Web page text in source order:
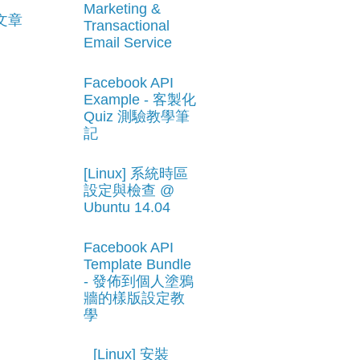
章
Marketing &
Transactional
Email Service
Facebook API
Example - 客製化
Quiz 測驗教學筆
記
[Linux] 系統時區
設定與檢查 @
Ubuntu 14.04
Facebook API
Template Bundle
- 發佈到個人塗鴉
牆的樣版設定教
學
[Linux] 安裝